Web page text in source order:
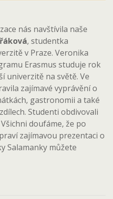
nás navštívila naše
, studentka
v Praze. Veronika
Erasmus studuje rok
univerzitě na světě. Ve
zajímavé vyprávění o
gastronomii a také
Studenti obdivovali
doufáme, že po
zajímavou prezentaci o
Salamanky můžete